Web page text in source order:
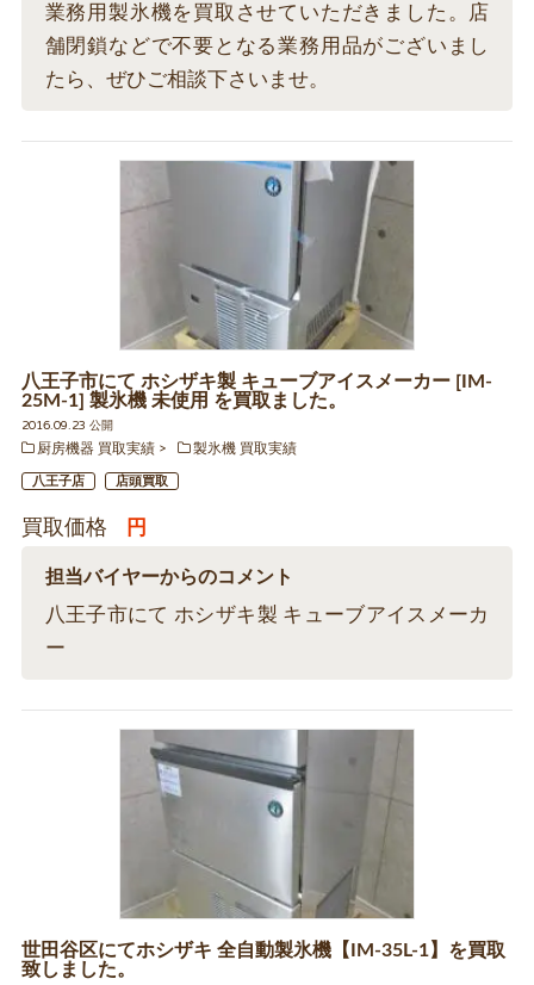
業務用製氷機を買取させていただきました。店
舗閉鎖などで不要となる業務用品がございまし
たら、ぜひご相談下さいませ。
八王子市にて ホシザキ製 キューブアイスメーカー [IM-
25M-1] 製氷機 未使用 を買取ました。
2016.09.23 公開
厨房機器 買取実績
製氷機 買取実績
八王子店 店頭買取
買取価格 円
担当バイヤーからのコメント
八王子市にて ホシザキ製 キューブアイスメーカ
ー
世田谷区にてホシザキ 全自動製氷機【IM-35L-1】を買取
致しました。